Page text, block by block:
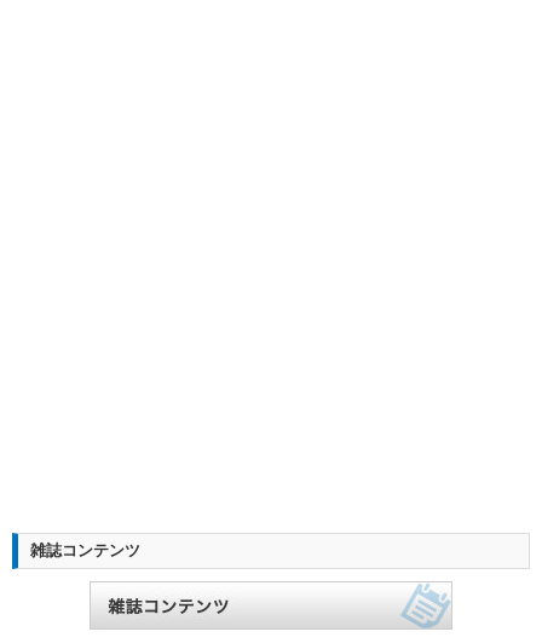
雑誌コンテンツ